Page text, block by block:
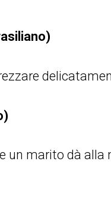
un marito dà